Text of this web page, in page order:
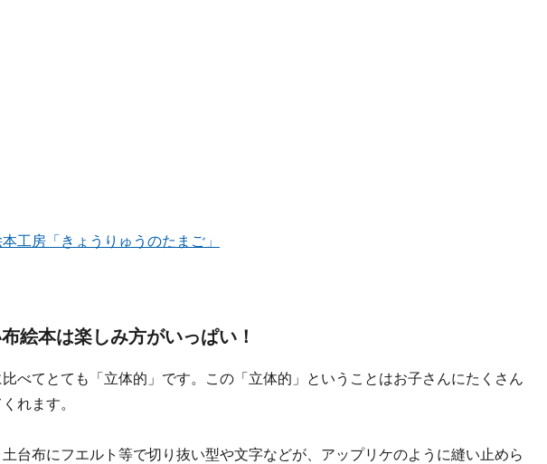
工房「きょうりゅうのたまご」
絵本は楽しみ方がいっぱい！
べてとても「立体的」です。この「立体的」ということはお子さんにたくさん
れます。
台布にフエルト等で切り抜い型や文字などが、アップリケのように縫い止めら